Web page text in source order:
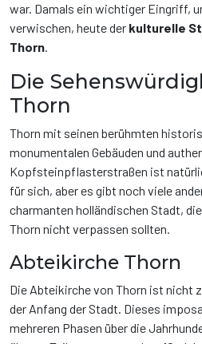
war. Damals ein wichtiger Eingriff,
verwischen, heute der kulturelle
Thorn.
Die
Thorn
Thorn mit seinen berühmten
monumentalen Gebäuden und
Kopfsteinpflasterstraßen ist
für sich, aber es gibt noch viele
charmanten holländischen Stadt,
Thorn nicht verpassen sollten.
Abteikirche Thorn
Die Abteikirche von Thorn ist nicht
der Anfang der Stadt. Dieses
mehreren Phasen über die